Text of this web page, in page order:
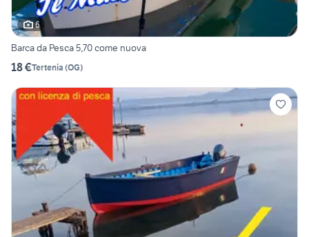
6
Barca da Pesca 5,70 come nuova
18 €Tertenia (OG)